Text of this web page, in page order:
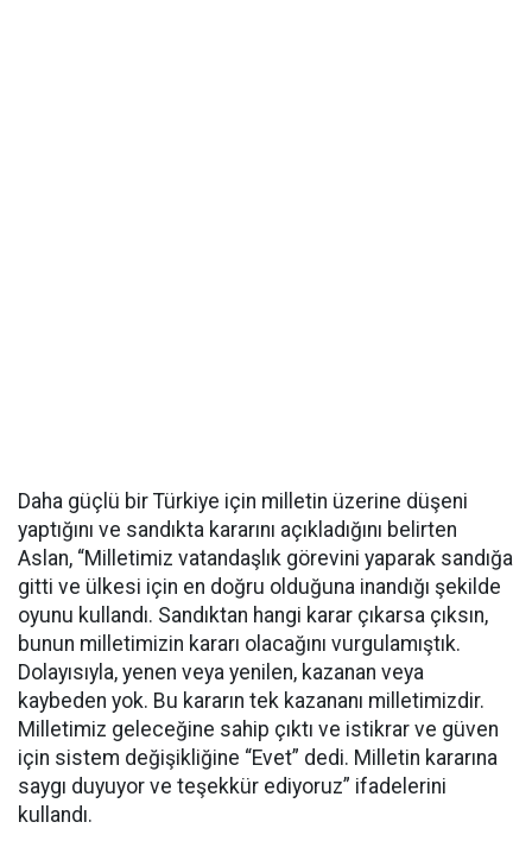
Daha güçlü bir Türkiye için milletin üzerine düşeni
yaptığını ve sandıkta kararını açıkladığını belirten
Aslan, “Milletimiz vatandaşlık görevini yaparak sandığa
gitti ve ülkesi için en doğru olduğuna inandığı şekilde
oyunu kullandı. Sandıktan hangi karar çıkarsa çıksın,
bunun milletimizin kararı olacağını vurgulamıştık.
Dolayısıyla, yenen veya yenilen, kazanan veya
kaybeden yok. Bu kararın tek kazananı milletimizdir.
Milletimiz geleceğine sahip çıktı ve istikrar ve güven
için sistem değişikliğine “Evet” dedi. Milletin kararına
saygı duyuyor ve teşekkür ediyoruz” ifadelerini
kullandı.